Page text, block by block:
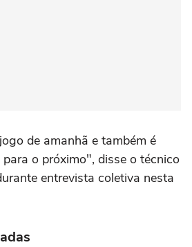
de amanhã e também é
o próximo", disse o técnico
entrevista coletiva nesta